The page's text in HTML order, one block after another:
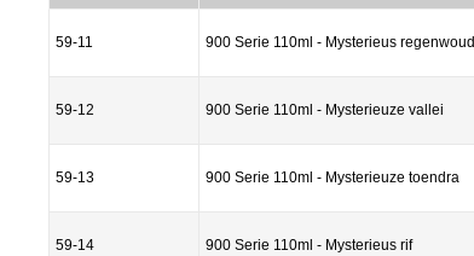
59-11 900 Serie 110ml - Mysterieus regenwoud
59-12 900 Serie 110ml - Mysterieuze vallei
59-13 900 Serie 110ml - Mysterieuze toendra
59-14 900 Serie 110ml - Mysterieus rif